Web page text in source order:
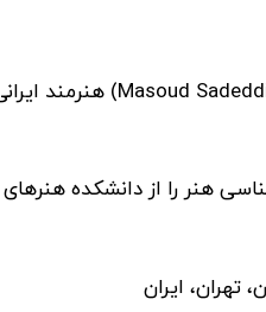
از دانشکده هنرهای زیبای